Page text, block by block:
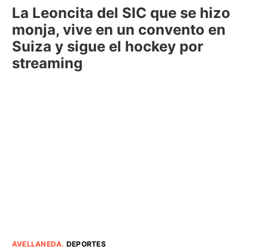
La Leoncita del SIC que se hizo
monja, vive en un convento en
Suiza y sigue el hockey por
streaming
AVELLANEDA. DEPORTES